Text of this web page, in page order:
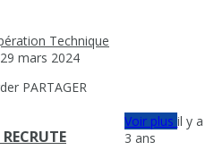
Technique
29 mars 2024
PARTAGER
Voir plusil y a
3 ans